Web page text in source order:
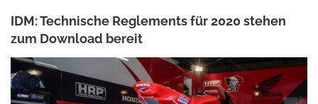
IDM: Technische Reglements für 2020 stehen
zum Download bereit
ANKE WIECZOREK